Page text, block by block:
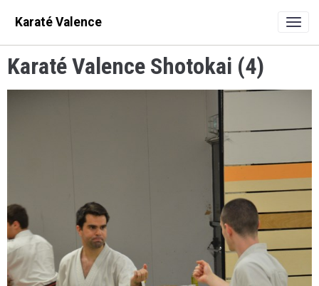
Karaté Valence
Karaté Valence Shotokai (4)